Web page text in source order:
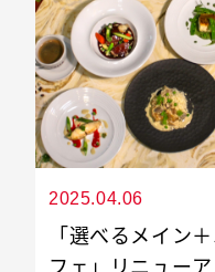
2025.04.06
「選べるメイン
フェ」リニュー